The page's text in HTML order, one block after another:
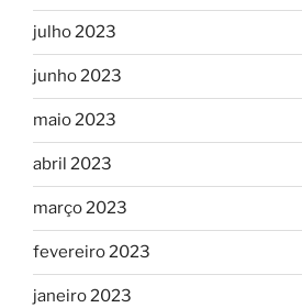
julho 2023
junho 2023
maio 2023
abril 2023
março 2023
fevereiro 2023
janeiro 2023